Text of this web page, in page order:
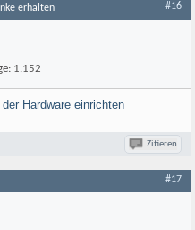
erhalten #16
1.152
Hardware einrichten
Zitieren
#17